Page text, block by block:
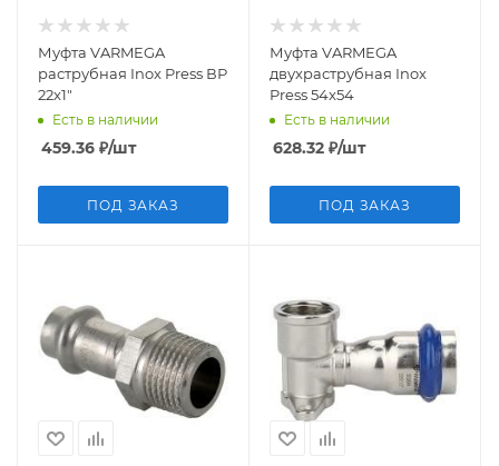
Муфта VARMEGA
раструбная Inox Press ВР
22x1"
Есть в наличии
459.36 ₽/шт
ПОД ЗАКАЗ
Муфта VARMEGA
двухраструбная Inox
Press 54x54
Есть в наличии
628.32 ₽/шт
ПОД ЗАКАЗ